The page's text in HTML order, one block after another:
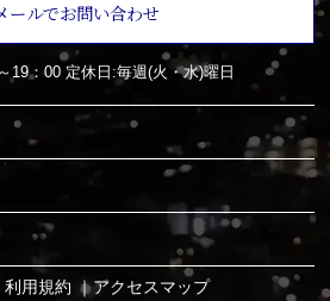
ールでお問い合わせ
19：00 定休日:毎週(火・水)曜日
利用規約 ｜アクセスマップ